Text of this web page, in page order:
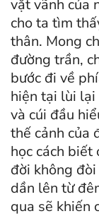
vặt vãnh của
cho ta tìm
thân. Mong
đường trần,
bước đi về
hiện tại lùi
và cúi đầu
thế cảnh của
học cách biết
đời không
dần lên từ
qua sẽ khiến